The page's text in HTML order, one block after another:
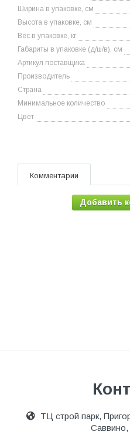
Ширина в упаковке, см
Высота в упаковке, см
Вес в упаковке, кг
Габариты в упаковке (д/ш/в), см
Артикул поставщика
Производитель
Страна
Минимальное количество
Цвет
Комментарии
Добавить
ТЦ строй парк,